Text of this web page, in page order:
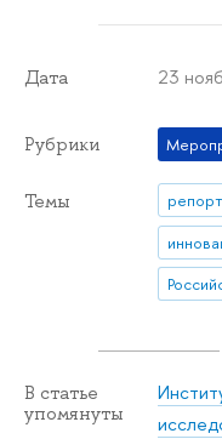
Дата 23
Рубрики
Темы
В статье
упомянуты